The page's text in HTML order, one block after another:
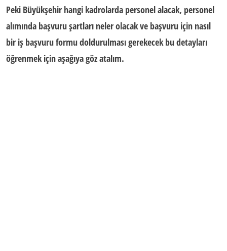
Peki Büyükşehir hangi kadrolarda personel alacak, personel
alımında başvuru şartları neler olacak ve başvuru için nasıl
bir iş başvuru formu doldurulması gerekecek bu detayları
öğrenmek için aşağıya göz atalım.